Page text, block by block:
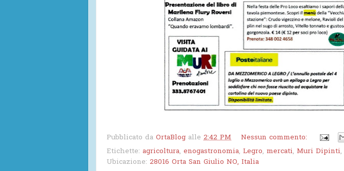
Pubblicato da OrtaBlog alle 2:42 PM
Nessun commento:
Etichette: agricoltura, enogastronomia, Legro, mercati, Muri Dipinti,
Ubicazione: 28016 Orta San Giulio NO, Italia